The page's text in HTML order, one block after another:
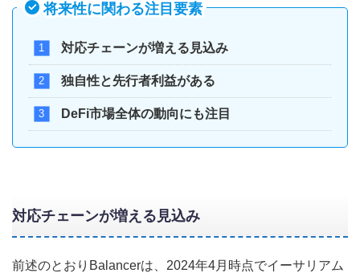
将来性に関わる注目要素
対応チェーンが増える見込み
独自性と先行者利益がある
DeFi市場全体の動向にも注目
対応チェーンが増える見込み
前述のとおりBalancerは、2024年4月時点でイーサリアム